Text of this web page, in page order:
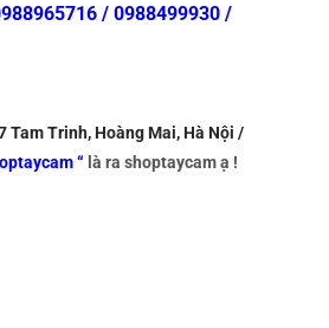
/ 0988499930 /
Tam Trinh, Hoàng Mai, Hà Nội /
“ là ra shoptaycam ạ !